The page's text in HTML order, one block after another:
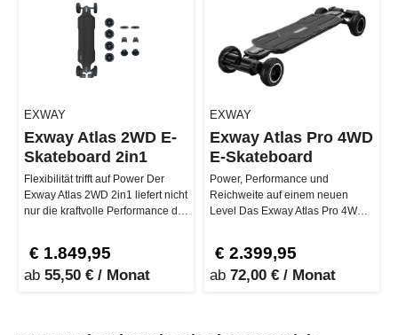
EXWAY
Exway Atlas 2WD E-
Skateboard 2in1
Flexibilität trifft auf Power Der
Exway Atlas 2WD 2in1 liefert nicht
nur die kraftvolle Performance der
€ 1.849,95
ab 55,50 € / Monat
EXWAY
Exway Atlas Pro 4WD
E-Skateboard
Power, Performance und
Reichweite auf einem neuen
Level Das Exway Atlas Pro 4WD
€ 2.399,95
ab 72,00 € / Monat